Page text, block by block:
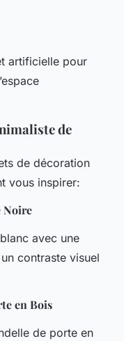
artificielle pour
de
de décoration
vous inspirer:
Noire
avec une
contraste visuel
en Bois
de porte en